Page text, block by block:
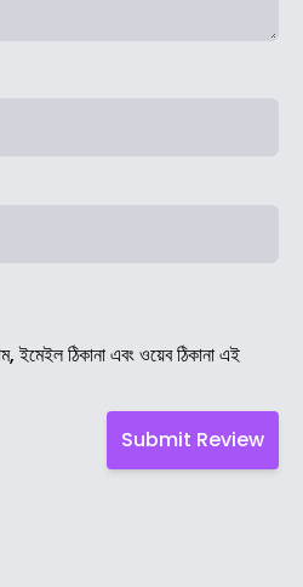
ইমেইল ঠিকানা এবং ওয়েব ঠিকানা এই